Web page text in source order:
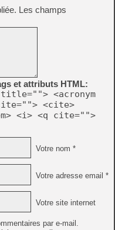
Les champs
et attributs HTML:
<acronym
<cite>
<i> <q cite="">
Votre nom *
Votre adresse email *
Votre site internet
par e-mail.